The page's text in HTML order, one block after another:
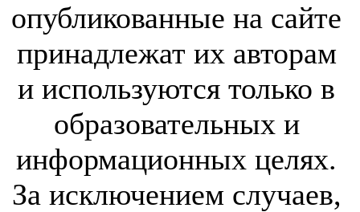
опубликованные на сайте
принадлежат их авторам
и используются только в
образовательных и
информационных целях.
За исключением случаев,